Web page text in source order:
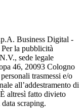
Business Digital -
la pubblicità
sede legale
46, 20093 Cologno
trasmessi e/o
all’addestramento di
altresì fatto divieto
scraping.